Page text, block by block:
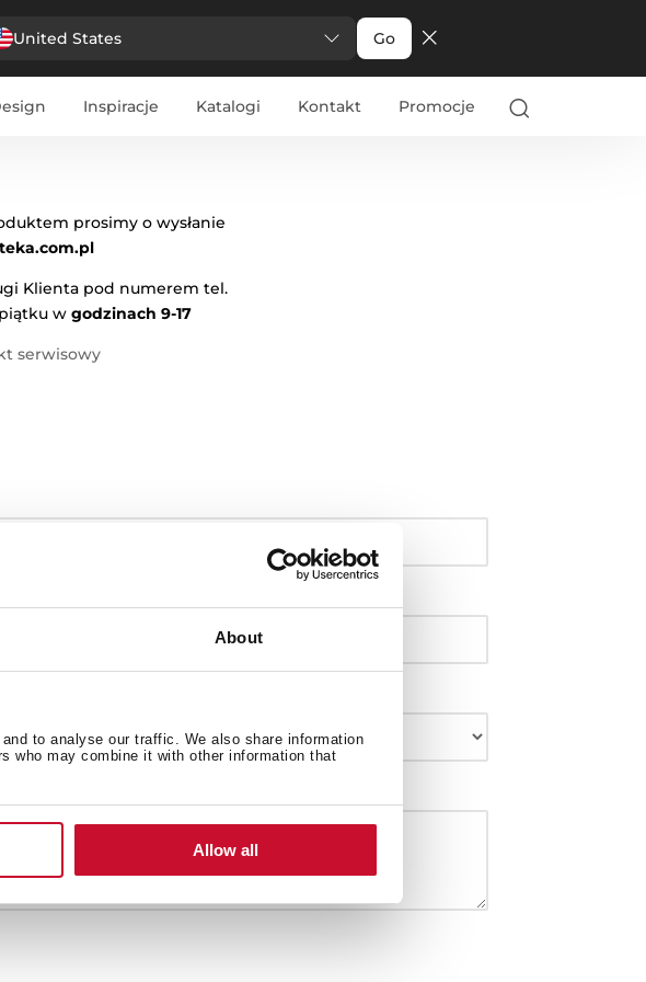
About
to analyse our traffic. We also share information
who may combine it with other information that
Allow all
United States Go
Inspiracje Katalogi Kontakt Promocje
prosimy o wysłanie
Klienta pod numerem tel.
w godzinach 9-17
serwisowy